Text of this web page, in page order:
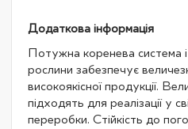
Додаткова інформація
Потужна коренева система
рослини забезпечує
високоякісної продукції.
підходять для реалізації у
переробки. Стійкість до